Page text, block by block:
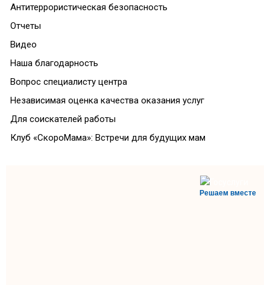
Антитеррористическая безопасность
Отчеты
Видео
Наша благодарность
Вопрос специалисту центра
Независимая оценка качества оказания услуг
Для соискателей работы
Клуб «СкороМама»: Встречи для будущих мам
Решаем вместе